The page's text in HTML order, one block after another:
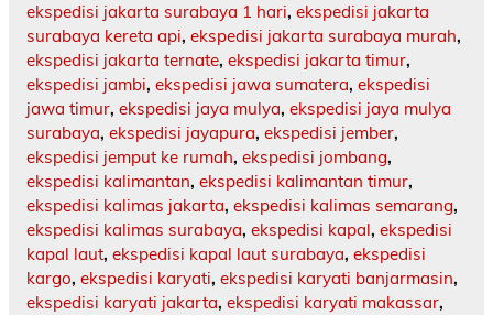
ekspedisi jakarta surabaya 1 hari, ekspedisi jakarta
surabaya kereta api, ekspedisi jakarta surabaya murah,
ekspedisi jakarta ternate, ekspedisi jakarta timur,
ekspedisi jambi, ekspedisi jawa sumatera, ekspedisi
jawa timur, ekspedisi jaya mulya, ekspedisi jaya mulya
surabaya, ekspedisi jayapura, ekspedisi jember,
ekspedisi jemput ke rumah, ekspedisi jombang,
ekspedisi kalimantan, ekspedisi kalimantan timur,
ekspedisi kalimas jakarta, ekspedisi kalimas semarang,
ekspedisi kalimas surabaya, ekspedisi kapal, ekspedisi
kapal laut, ekspedisi kapal laut surabaya, ekspedisi
kargo, ekspedisi karyati, ekspedisi karyati banjarmasin,
ekspedisi karyati jakarta, ekspedisi karyati makassar,